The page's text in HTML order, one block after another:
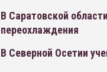
В Саратовской
переохлаждения
В Северной Осетии